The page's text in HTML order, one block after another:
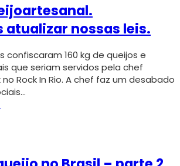
atualizar nossas leis.
confiscaram 160 kg de queijos e
que seriam servidos pela chef
Rock In Rio. A chef faz um desabado